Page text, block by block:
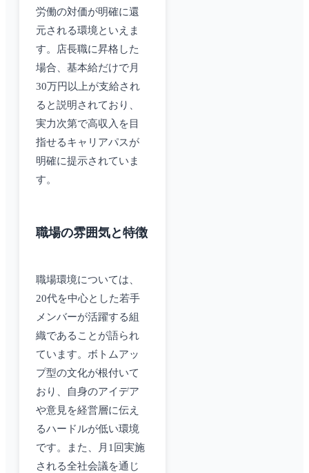
労働の対価が明確に還
元される環境といえま
す。店長職に昇格した
場合、基本給だけで月
30万円以上が支給され
ると説明されており、
実力次第で高収入を目
指せるキャリアパスが
明確に提示されていま
す。
職場の雰囲気と特徴
職場環境については、
20代を中心とした若手
メンバーが活躍する組
織であることが語られ
ています。ボトムアッ
プ型の文化が根付いて
おり、自身のアイデア
や意見を経営層に伝え
るハードルが低い環境
です。また、月1回実施
される全社会議を通じ